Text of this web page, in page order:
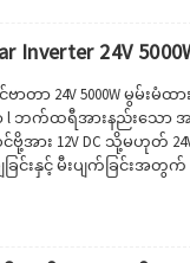
Inverter 24V
ဗာတာ 24V 5000W မွမ်း
ဘက်ထရီအားနည်းသော အခ
ား 12V DC သို့မဟုတ်
ချခြင်းနှင့် မီးပျက်ခြင်းအ